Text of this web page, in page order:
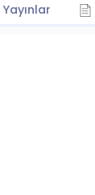
Yayınlar